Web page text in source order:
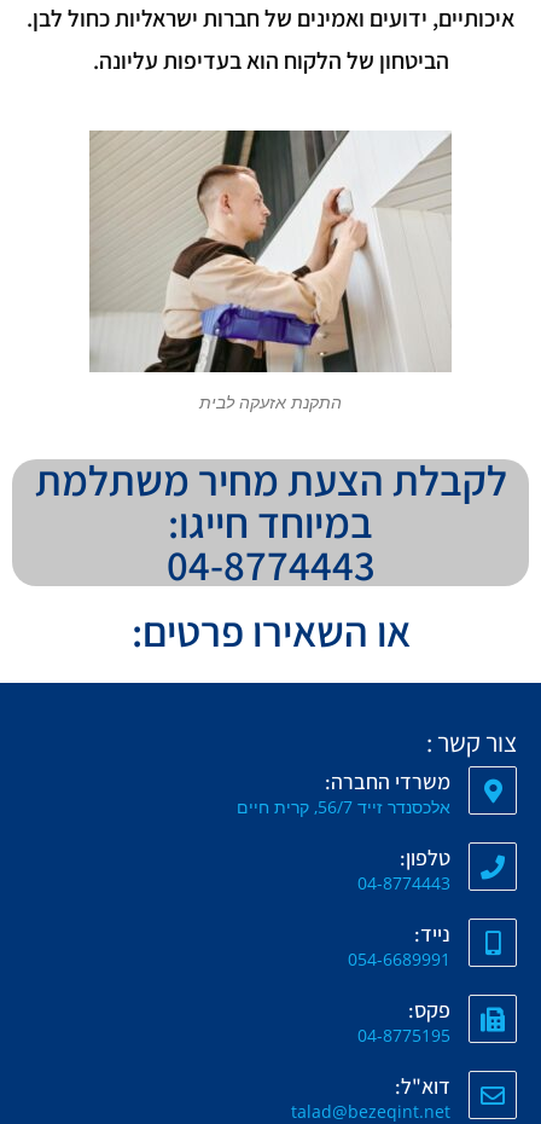
איכותיים, ידועים ואמינים של חברות ישראליות כחול לבן.
הביטחון של הלקוח הוא בעדיפות עליונה.
התקנת אזעקה לבית
לקבלת הצעת מחיר משתלמת
במיוחד חייגו:
04-8774443
או השאירו פרטים:
צור קשר :
משרדי החברה:
אלכסנדר זייד 56/7, קרית חיים
טלפון:
04-8774443
נייד:
054-6689991
פקס:
04-8775195
דוא"ל:
talad@bezeqint.net